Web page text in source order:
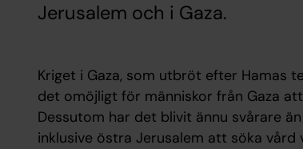
Jerusalem och i Gaza.
Kriget i Gaza, som utbröt efter Hamas
det omöjligt för människor från Gaza
Dessutom har det blivit ännu svårare
inklusive östra Jerusalem att söka vård